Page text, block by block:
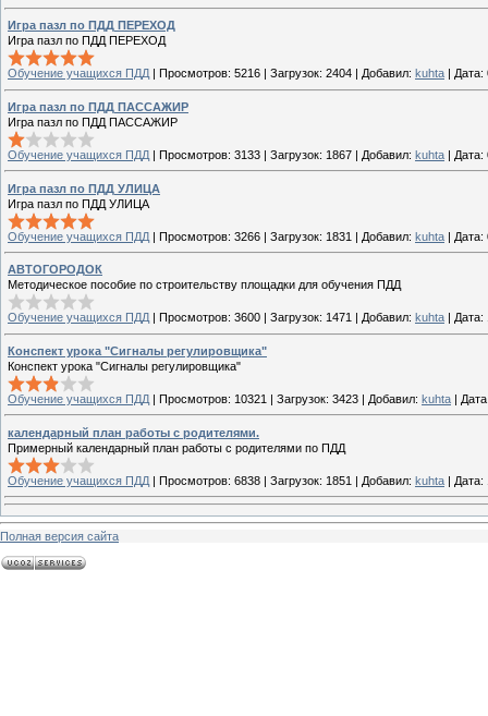
Игра пазл по ПДД ПЕРЕХОД
Игра пазл по ПДД ПЕРЕХОД
Обучение учащихся ПДД Просмотров: 5216 Загрузок: 2404 Добавил: kuhta Дата:
Игра пазл по ПДД ПАССАЖИР
Игра пазл по ПДД ПАССАЖИР
Обучение учащихся ПДД | Просмотров: 3133 | Загрузок: 1867 | Добавил: kuhta | Дата:
Игра пазл по ПДД УЛИЦА
Игра пазл по ПДД УЛИЦА
Обучение учащихся ПДД | Просмотров: 3266 | Загрузок: 1831 | Добавил: kuhta | Дата:
АВТОГОРОДОК
Методическое пособие по строительству площадки для обучения ПДД
Обучение учащихся ПДД Просмотров: 3600 Загрузок: 1471 Добавил: kuhta Дата:
Конспект урока "Сигналы регулировщика"
Конспект урока "Сигналы регулировщика"
Обучение учащихся ПДД | Просмотров: 10321 | Загрузок: 3423 | Добавил: kuhta |
календарный план работы с родителями.
Примерный календарный план работы с родителями по ПДД
Обучение учащихся ПДД | Просмотров: 6838 | Загрузок: 1851 | Добавил: kuhta | Дата:
Полная версия сайта